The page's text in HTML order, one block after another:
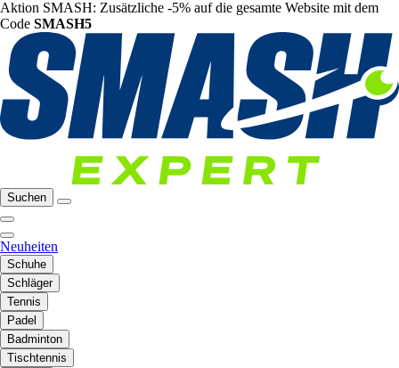
Aktion SMASH: Zusätzliche -5% auf die gesamte Website mit dem
Code SMASH5
Suchen
Neuheiten
Schuhe
Schläger
Tennis
Padel
Badminton
Tischtennis